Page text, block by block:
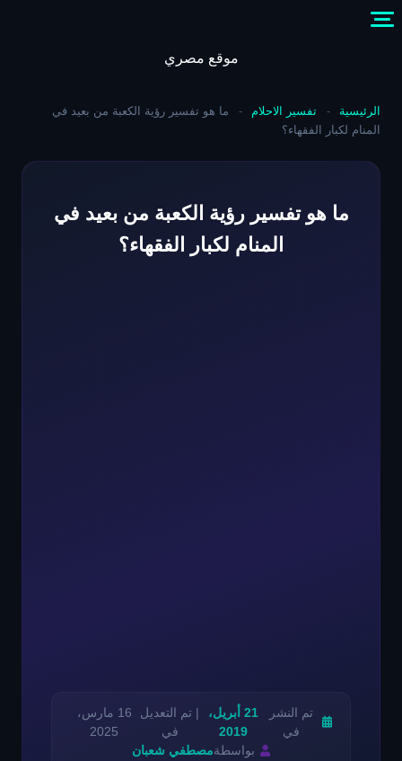
موقع مصري
الرئيسية - تفسير الاحلام -
ما هو تفسير رؤية الكعبة من بعيد في
المنام لكبار الفقهاء؟
ما هو تفسير رؤية الكعبة من بعيد في
المنام لكبار الفقهاء؟
تم النشر
في
21 أبريل،
2019
| تم التعديل
في
16 مارس،
2025
بواسطةمصطفي شعبان